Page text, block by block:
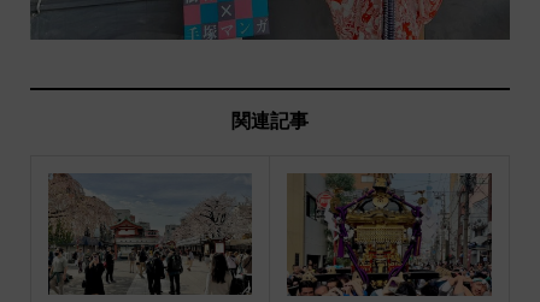
関連記事